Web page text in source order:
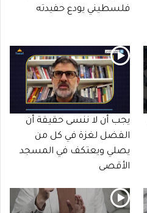
فلسطيني يودع حفيدته
يجب أن لا ننسى حقيقة أن
الفضل لغزة في كل من
يصلي ويعتكف في المسجد
الأقصى